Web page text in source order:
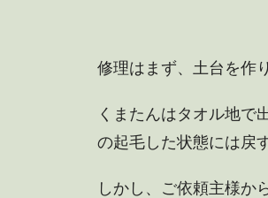
修理はまず、土台を作
くまたんはタオル地で
の起毛した状態には戻
しかし、ご依頼主様か